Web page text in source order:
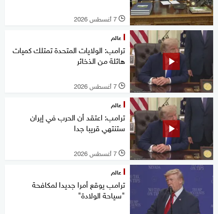
l 7 أغسطس 2026
عالم
ترامب: الولايات المتحدة تمتلك كميات
هائلة من الذخائر
l 7 أغسطس 2026
عالم
ترامب: اعتقد أن الحرب في إيران
ستنتهي قريبا جدا
l 7 أغسطس 2026
عالم
ترامب يوقع أمرا جديدا لمكافحة
"سياحة الولادة"